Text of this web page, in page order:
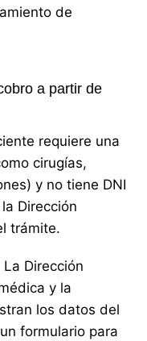
de
a partir de
requiere una
cirugías,
y no tiene DNI
Dirección
trámite.
La Dirección
y la
los datos del
formulario para